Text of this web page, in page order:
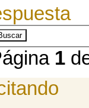
1